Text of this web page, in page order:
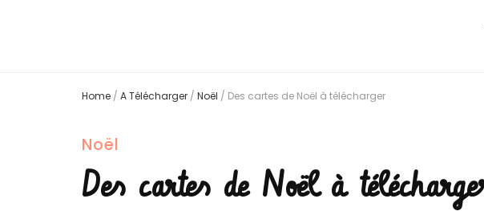
Home / A Télécharger / Noël / Des cartes de Noël à télécharger
Noël
Des cartes de Noël à